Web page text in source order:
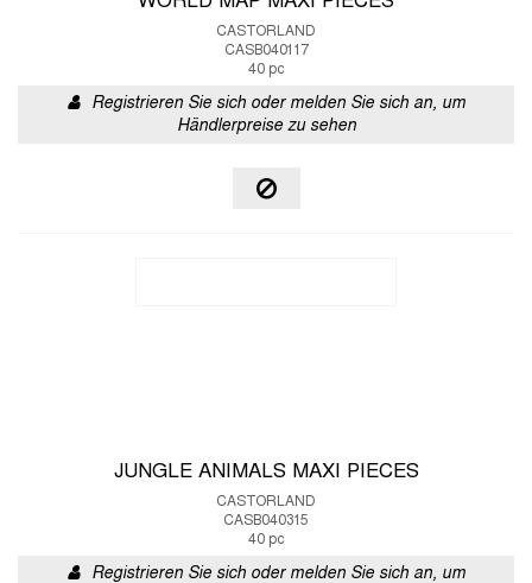
CASTORLAND
CASB040117
40 pc
Registrieren Sie sich oder melden Sie sich an, um
Händlerpreise zu sehen
JUNGLE ANIMALS MAXI PIECES
CASTORLAND
CASB040315
40 pc
Registrieren Sie sich oder melden Sie sich an, um